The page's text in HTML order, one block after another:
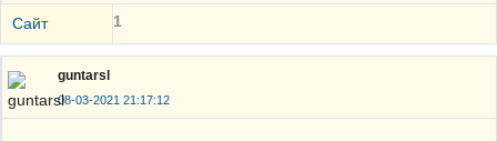
Сайт 1
guntarsl
08-03-2021 21:17:12